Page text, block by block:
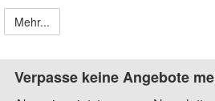
Mehr...
Verpasse keine Angebote